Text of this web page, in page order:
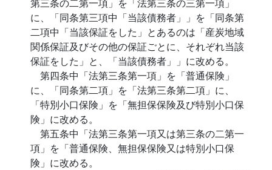
に、「同条第三項中「当該債務者」」を「同条第
二項中「当該保証をした」とあるのは「産炭地域
関係保証及びその他の保証ごとに、それぞれ当該
保証をした」と、「当該債務者」」に改める。
第四条中「法第三条第一項」を「普通保険」
に、「同条第二項」を「法第三条第二項」に、
「特別小口保険」を「無担保保険及び特別小口保
険」に改める。
第五条中「法第三条第一項又は第三条の二第一
項」を「普通保険、無担保保険又は特別小口保
険」に改める。